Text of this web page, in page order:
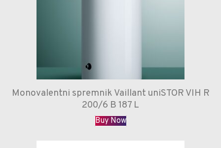
Monovalentni spremnik Vaillant uniSTOR VIH R
200/6 B 187 L
Buy Now